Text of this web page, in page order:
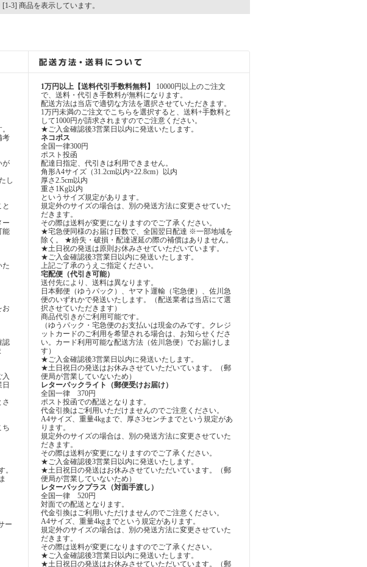
3] 商品を表示しています。
考
が
し
ー
能
た
お
認
ち
。
ー
1万円以上【送料代引手数料無料】
10000円以上のご注文
で、送料・代引き手数料が無料になります。
配送方法は当店で適切な方法を選択させていただきます。
1万円未満のご注文でこちらを選択すると、送料+手数料と
して1000円が請求されますのでご注意ください。
★ご入金確認後3営業日以内に発送いたします。
ネコポス
全国一律300円
ポスト投函
配達日指定、代引きは利用できません。
角形A4サイズ（31.2cm以内×22.8cm）以内
厚さ2.5cm以内
重さ1Kg以内
というサイズ規定があります。
規定外のサイズの場合は、別の発送方法に変更させていた
だきます。
その際は送料が変更になりますのでご了承ください。
★宅急便同様のお届け日数で、全国翌日配達 ※一部地域を
除く。 ★紛失・破損・配達遅延の際の補償はありません。
★土日祝の発送は原則お休みさせていただいています。
★ご入金確認後3営業日以内に発送いたします。
上記ご了承のうえご指定ください。
宅配便（代引き可能）
送付先により、送料は異なります。
日本郵便（ゆうパック）、ヤマト運輸（宅急便）、佐川急
便のいずれかで発送いたします。（配送業者は当店にて選
択させていただきます）
商品代引きがご利用可能です。
（ゆうパック・宅急便のお支払いは現金のみです。クレジ
ットカードのご利用を希望される場合は、お知らせくださ
い。カード利用可能な配送方法（佐川急便）でお届けしま
す）
★ご入金確認後3営業日以内に発送いたします。
★土日祝日の発送はお休みさせていただいています。（郵
便局が営業していないため）
レターパックライト（郵便受けお届け）
全国一律 370円
ポスト投函での配送となります。
代金引換はご利用いただけませんのでご注意ください。
A4サイズ、重量4kgまで、厚さ3センチまでという規定があ
ります。
規定外のサイズの場合は、別の発送方法に変更させていた
だきます。
その際は送料が変更になりますのでご了承ください。
★ご入金確認後3営業日以内に発送いたします。
★土日祝日の発送はお休みさせていただいています。（郵
便局が営業していないため）
レターパックプラス（対面手渡し）
全国一律 520円
対面での配送となります。
代金引換はご利用いただけませんのでご注意ください。
A4サイズ、重量4kgまでという規定があります。
規定外のサイズの場合は、別の発送方法に変更させていた
だきます。
その際は送料が変更になりますのでご了承ください。
★ご入金確認後3営業日以内に発送いたします。
★土日祝日の発送はお休みさせていただいています。（郵